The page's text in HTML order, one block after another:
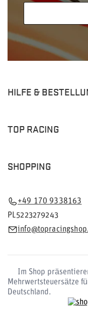
HILFE &
TOP RACING
SHOPPING
+49 170 9338163
PL5223279243
Im Shop
Mehrwertsteuersätze
Deutschland.